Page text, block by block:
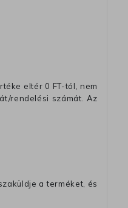
eltér 0 FT-tól, nem
rendelési számát. Az
a terméket, és